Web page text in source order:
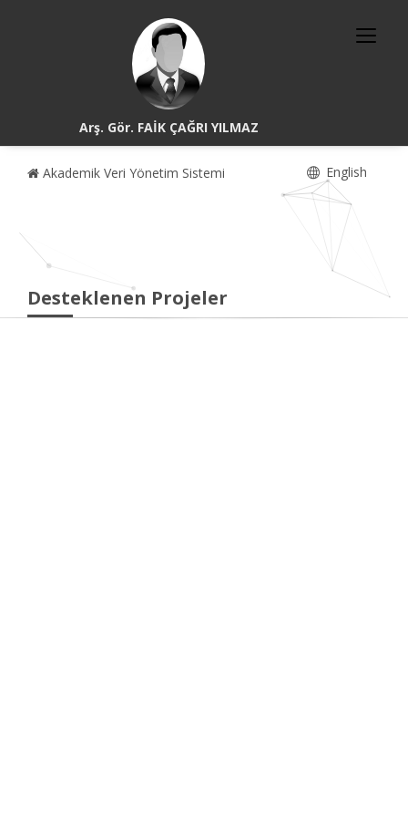
Arş. Gör. FAİK ÇAĞRI YILMAZ
Akademik Veri Yönetim Sistemi English
Desteklenen Projeler